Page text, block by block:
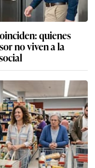
quienes
no viven a la